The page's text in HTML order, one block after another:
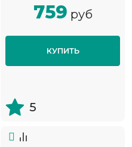
759 руб
КУПИТЬ
5